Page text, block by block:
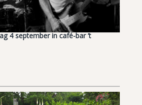
4 september in café-bar ’t